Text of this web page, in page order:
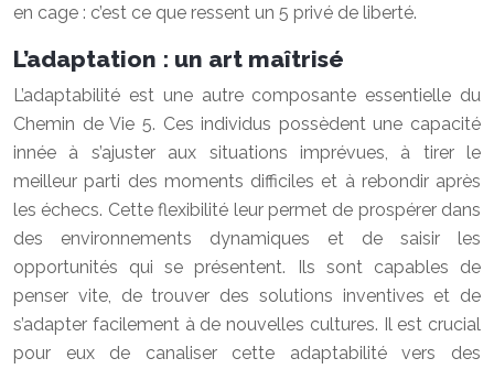
en cage : c’est ce que ressent un 5 privé de liberté.
L’adaptation : un art maîtrisé
L’adaptabilité est une autre composante essentielle du
Chemin de Vie 5. Ces individus possèdent une capacité
innée à s’ajuster aux situations imprévues, à tirer le
meilleur parti des moments difficiles et à rebondir après
les échecs. Cette flexibilité leur permet de prospérer dans
des environnements dynamiques et de saisir les
opportunités qui se présentent. Ils sont capables de
penser vite, de trouver des solutions inventives et de
s’adapter facilement à de nouvelles cultures. Il est crucial
pour eux de canaliser cette adaptabilité vers des